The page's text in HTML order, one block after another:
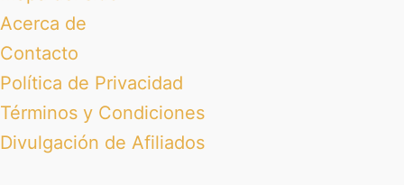
Acerca de
Contacto
Política de Privacidad
Términos y Condiciones
Divulgación de Afiliados